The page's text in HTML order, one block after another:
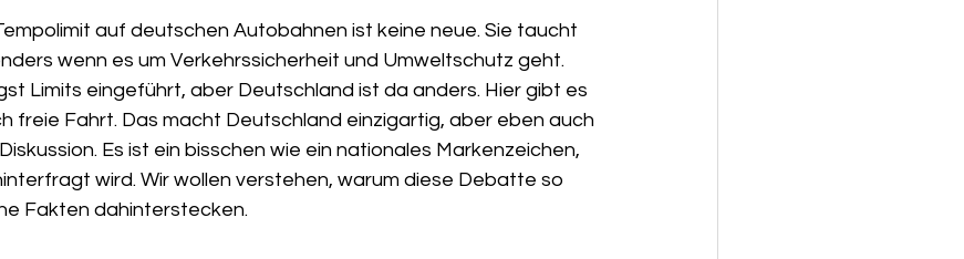
auf deutschen Autobahnen ist keine neue. Sie taucht
wenn es um Verkehrssicherheit und Umweltschutz geht.
Limits eingeführt, aber Deutschland ist da anders. Hier gibt es
freie Fahrt. Das macht Deutschland einzigartig, aber eben auch
Es ist ein bisschen wie ein nationales Markenzeichen,
wird. Wir wollen verstehen, warum diese Debatte so
Fakten dahinterstecken.